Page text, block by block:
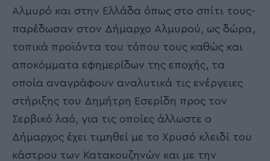
Αλμυρό και στην Ελλάδα όπως στο σπίτι τους-
παρέδωσαν στον Δήμαρχο Αλμυρού, ως δώρα,
τοπικά προϊόντα του τόπου τους καθώς και
αποκόμματα εφημερίδων της εποχής, τα
οποία αναγράφουν αναλυτικά τις ενέργειες
στήριξης του Δημήτρη Εσερίδη προς τον
Σερβικό λαό, για τις οποίες άλλωστε ο
Δήμαρχος έχει τιμηθεί με το Χρυσό κλειδί του
κάστρου των Κατακουζηνών και με την